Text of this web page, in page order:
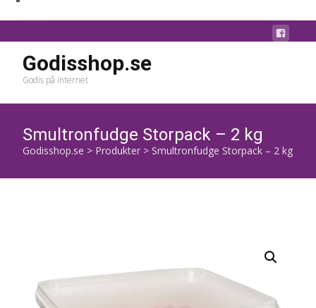
Godisshop.se
Godis på internet
Smultronfudge Storpack – 2 kg
Godisshop.se > Produkter > Smultronfudge Storpack – 2 kg